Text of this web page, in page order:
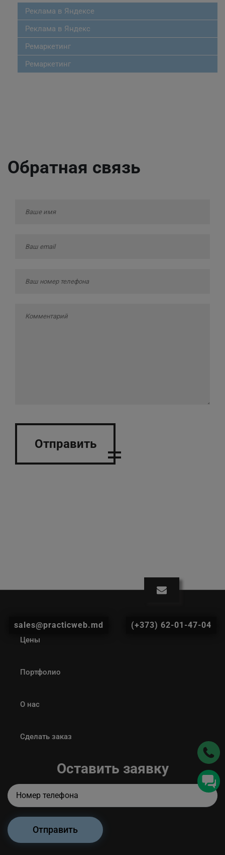
Реклама в Яндексе
Реклама в Яндекс
Ремаркетинг
Ремаркетинг
Обратная связь
Отправить
sales@practicweb.md (+373) 62-01-47-04
Цены
Портфолио
О нас
Сделать заказ
Оставить заявку